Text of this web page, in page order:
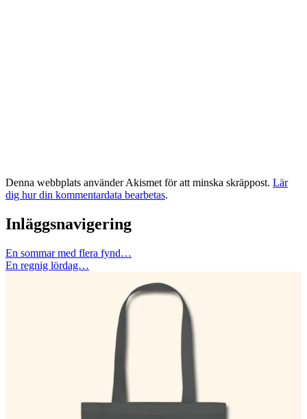
Denna webbplats använder Akismet för att minska skräppost. Lär
dig hur din kommentardata bearbetas.
Inläggsnavigering
En sommar med flera fynd…
En regnig lördag…